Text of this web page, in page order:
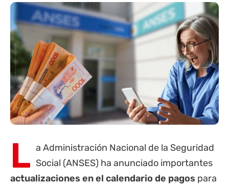
L a Administración Nacional de la Seguridad
Social (ANSES) ha anunciado importantes
actualizaciones en el calendario de pagos para